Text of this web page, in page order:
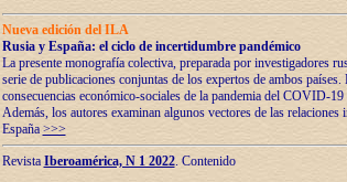
Nueva edición del ILA
Rusia y España: el ciclo de incertidumbre pandémico
La presente monografía colectiva, preparada por investigadores
serie de publicaciones conjuntas de los expertos de ambos países.
consecuencias económico-sociales de la pandemia del COVID-19
Además, los autores examinan algunos vectores de las relaciones
España >>>
Revista Iberoamérica, N 1 2022. Contenido